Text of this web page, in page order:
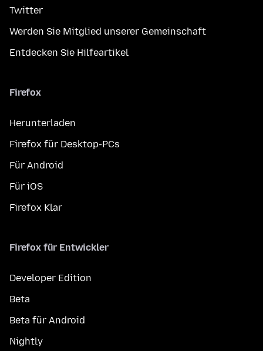
Twitter
Werden Sie Mitglied unserer Gemeinschaft
Entdecken Sie Hilfeartikel
Firefox
Herunterladen
Firefox für Desktop-PCs
Für Android
Für iOS
Firefox Klar
Firefox für Entwickler
Developer Edition
Beta
Beta für Android
Nightly